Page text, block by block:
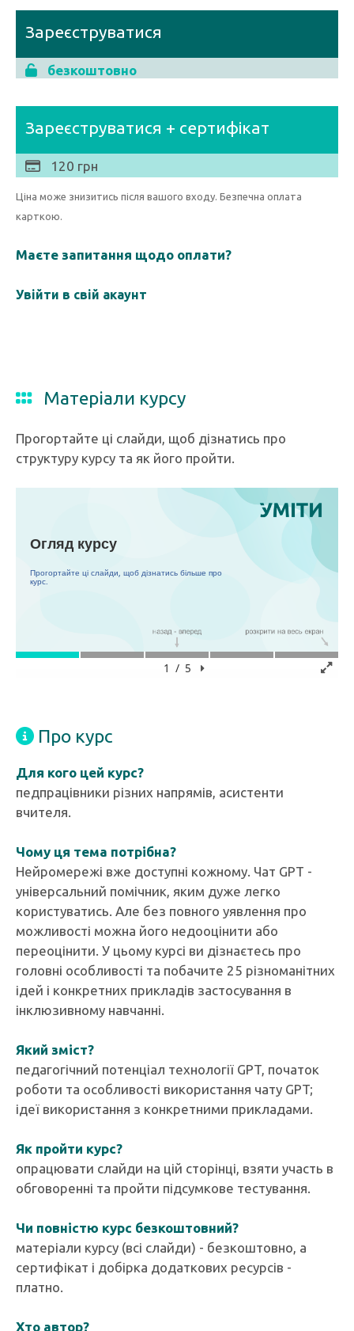
Зареєструватися
безкоштовно
Зареєструватися + сертифікат
120 грн
Ціна може знизитись після вашого входу. Безпечна оплата
карткою.
Маєте запитання щодо оплати?
Увійти в свій акаунт
Матеріали курсу
Прогортайте ці слайди, щоб дізнатись про
структуру курсу та як його пройти.
Про курс
Для кого цей курс?
педпрацівники різних напрямів, асистенти
вчителя.
Чому ця тема потрібна?
Нейромережі вже доступні кожному. Чат GPT -
універсальний помічник, яким дуже легко
користуватись. Але без повного уявлення про
можливості можна його недооцінити або
переоцінити. У цьому курсі ви дізнаєтесь про
головні особливості та побачите 25 різноманітних
ідей і конкретних прикладів застосування в
інклюзивному навчанні.
Який зміст?
педагогічний потенціал технології GPT, початок
роботи та особливості використання чату GPT;
ідеї використання з конкретними прикладами.
Як пройти курс?
опрацювати слайди на цій сторінці, взяти участь в
обговоренні та пройти підсумкове тестування.
Чи повністю курс безкоштовний?
матеріали курсу (всі слайди) - безкоштовно, а
сертифікат і добірка додаткових ресурсів -
платно.
Хто автор?